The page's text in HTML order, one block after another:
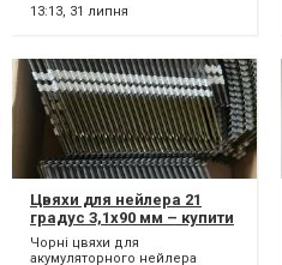
13:13, 31 липня
Цвяхи для нейлера 21
градус 3,1х90 мм – купити
рейкові цвяхи для
каркасного будівництва
Чорні цвяхи для
акумуляторного нейлера